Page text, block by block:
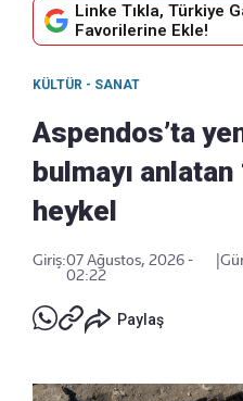
Linke Tıkla, Türkiye
Favorilerine Ekle!
KÜLTÜR - SANAT
Aspendos’ta
bulmayı anlatan
heykel
Giriş:07 Ağustos, 2026 -
02:22
Paylaş